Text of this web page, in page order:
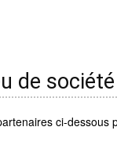
de société
ci-